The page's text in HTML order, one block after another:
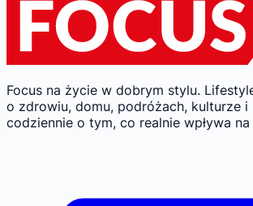
Focus na życie w dobrym stylu.
o zdrowiu, domu, podróżach, kulturze i
codziennie o tym, co realnie wpływa